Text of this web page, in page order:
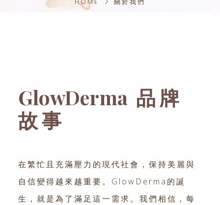
GlowDerma 品牌
故事
在繁忙且充滿壓力的現代社會，保持美麗與
自信變得越來越重要。GlowDerma的誕
生，就是為了滿足這一需求。我們相信，每